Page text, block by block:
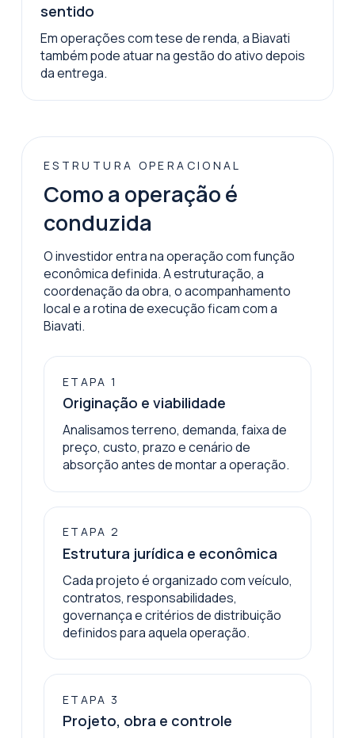
sentido
Em operações com tese de renda, a Biavati
também pode atuar na gestão do ativo depois
da entrega.
ESTRUTURA OPERACIONAL
Como a operação é
conduzida
O investidor entra na operação com função
econômica definida. A estruturação, a
coordenação da obra, o acompanhamento
local e a rotina de execução ficam com a
Biavati.
ETAPA 1
Originação e viabilidade
Analisamos terreno, demanda, faixa de
preço, custo, prazo e cenário de
absorção antes de montar a operação.
ETAPA 2
Estrutura jurídica e econômica
Cada projeto é organizado com veículo,
contratos, responsabilidades,
governança e critérios de distribuição
definidos para aquela operação.
ETAPA 3
Projeto, obra e controle